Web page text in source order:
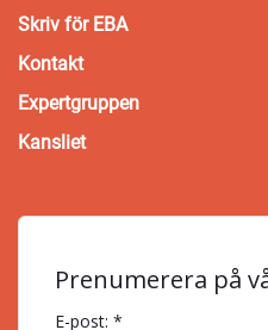
Skriv för EBA
Kontakt
Expertgruppen
Kansliet
Prenumerera på
E-post: *